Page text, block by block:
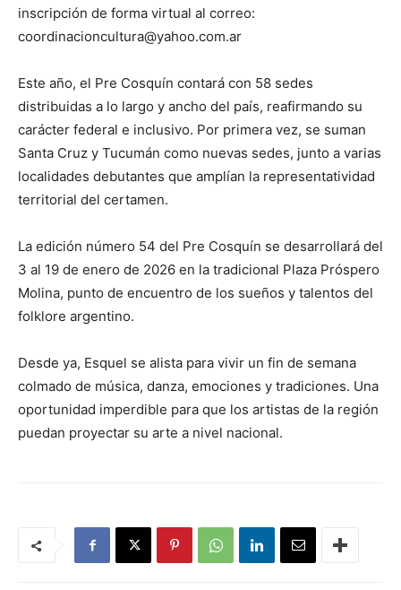
inscripción de forma virtual al correo:
coordinacioncultura@yahoo.com.ar
Este año, el Pre Cosquín contará con 58 sedes
distribuidas a lo largo y ancho del país, reafirmando su
carácter federal e inclusivo. Por primera vez, se suman
Santa Cruz y Tucumán como nuevas sedes, junto a varias
localidades debutantes que amplían la representatividad
territorial del certamen.
La edición número 54 del Pre Cosquín se desarrollará del
3 al 19 de enero de 2026 en la tradicional Plaza Próspero
Molina, punto de encuentro de los sueños y talentos del
folklore argentino.
Desde ya, Esquel se alista para vivir un fin de semana
colmado de música, danza, emociones y tradiciones. Una
oportunidad imperdible para que los artistas de la región
puedan proyectar su arte a nivel nacional.